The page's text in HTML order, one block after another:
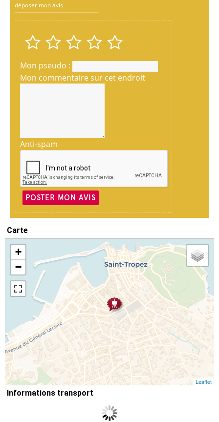
déposer mon avis
Mon pseudo :
Mon commentaire sur cet endroit
Anti-spam
POSTER MON AVIS
Carte
+
−
Leaflet
Informations transport